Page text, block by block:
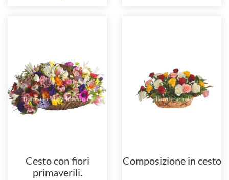
Cesto con fiori
primaverili.
Composizione in cesto